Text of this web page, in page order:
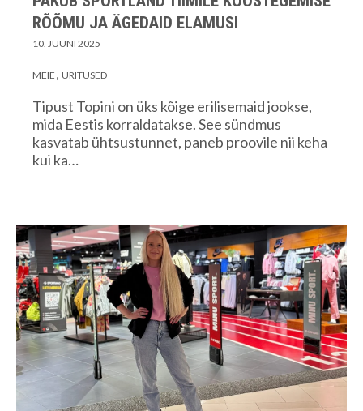
RÕÕMU JA ÄGEDAID ELAMUSI
10. JUUNI 2025
MEIE ÜRITUSED
Tipust Topini on üks kõige erilisemaid jookse,
mida Eestis korraldatakse. See sündmus
kasvatab ühtsustunnet, paneb proovile nii keha
kui ka…